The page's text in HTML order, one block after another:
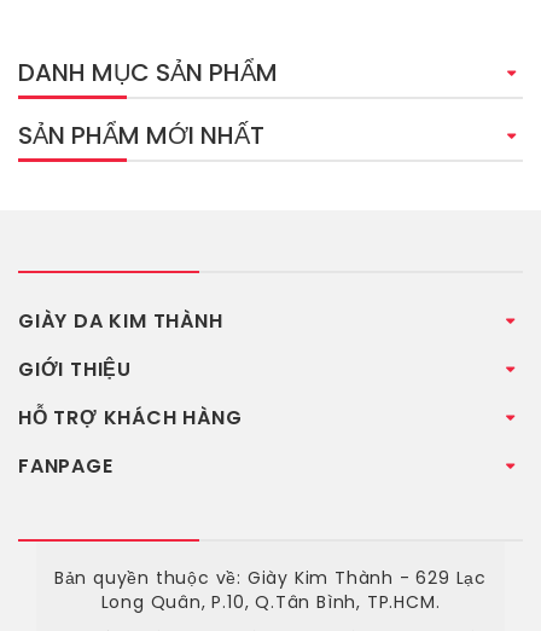
DANH MỤC SẢN PHẨM
SẢN PHẨM MỚI NHẤT
GIÀY DA KIM THÀNH
GIỚI THIỆU
HỖ TRỢ KHÁCH HÀNG
FANPAGE
Bản quyền thuộc về: Giày Kim Thành - 629 Lạc
Long Quân, P.10, Q.Tân Bình, TP.HCM.